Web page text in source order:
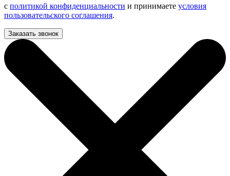
с политикой конфиденциальности и принимаете условия
пользовательского соглашения.
Заказать звонок